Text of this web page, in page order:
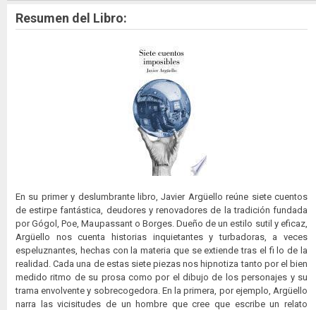
Resumen del Libro:
En su primer y deslumbrante libro, Javier Argüello reúne siete cuentos
de estirpe fantástica, deudores y renovadores de la tradición fundada
por Gógol, Poe, Maupassant o Borges. Dueño de un estilo sutil y eficaz,
Argüello nos cuenta historias inquietantes y turbadoras, a veces
espeluznantes, hechas con la materia que se extiende tras el fi lo de la
realidad. Cada una de estas siete piezas nos hipnotiza tanto por el bien
medido ritmo de su prosa como por el dibujo de los personajes y su
trama envolvente y sobrecogedora. En la primera, por ejemplo, Argüello
narra las vicisitudes de un hombre que cree que escribe un relato